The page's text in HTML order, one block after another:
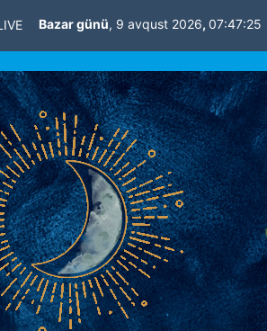
Bazar günü, 9 avqust 2026, 07:47:27